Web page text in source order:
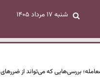
شنبه ۱۷ مرداد ۱۴۰۵
بررسی‌هایی که می‌تواند از ضررهای